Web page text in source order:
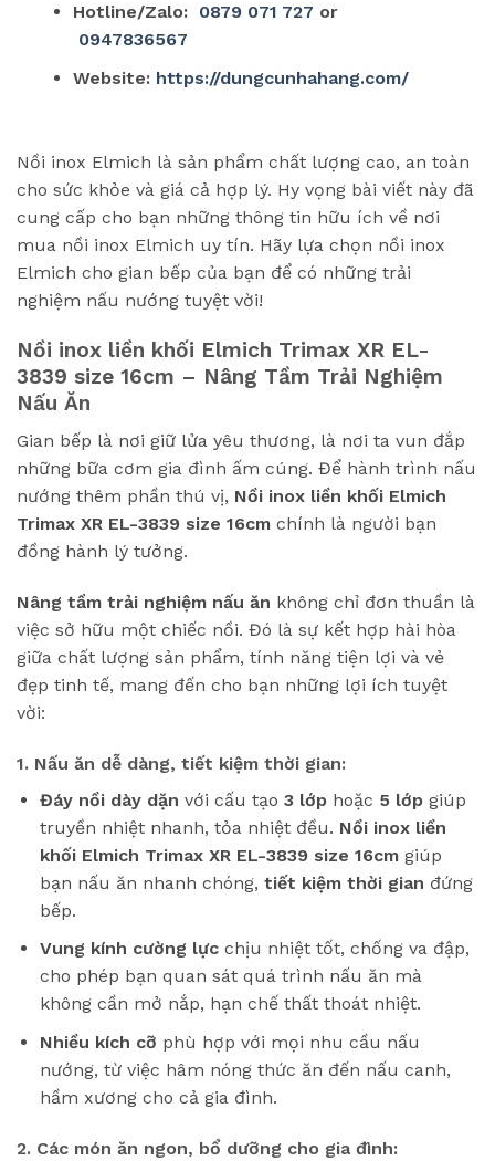
Hotline/Zalo: 0879 071 727 or
0947836567
Website: https://dungcunhahang.com/
Nồi inox Elmich là sản phẩm chất lượng cao, an toàn
cho sức khỏe và giá cả hợp lý. Hy vọng bài viết này đã
cung cấp cho bạn những thông tin hữu ích về nơi
mua nồi inox Elmich uy tín. Hãy lựa chọn nồi inox
Elmich cho gian bếp của bạn để có những trải
nghiệm nấu nướng tuyệt vời!
Nồi inox liền khối Elmich Trimax XR EL-
3839 size 16cm – Nâng Tầm Trải Nghiệm
Nấu Ăn
Gian bếp là nơi giữ lửa yêu thương, là nơi ta vun đắp
những bữa cơm gia đình ấm cúng. Để hành trình nấu
nướng thêm phần thú vị, Nồi inox liền khối Elmich
Trimax XR EL-3839 size 16cm chính là người bạn
đồng hành lý tưởng.
Nâng tầm trải nghiệm nấu ăn không chỉ đơn thuần là
việc sở hữu một chiếc nồi. Đó là sự kết hợp hài hòa
giữa chất lượng sản phẩm, tính năng tiện lợi và vẻ
đẹp tinh tế, mang đến cho bạn những lợi ích tuyệt
vời:
1. Nấu ăn dễ dàng, tiết kiệm thời gian:
Đáy nồi dày dặn với cấu tạo 3 lớphoặc 5 lớpgiúp
truyền nhiệt nhanh, tỏa nhiệt đều. Nồi inox liền
khối Elmich Trimax XR EL-3839 size 16cmgiúp
bạn nấu ăn nhanh chóng, tiết kiệm thời gian đứng
bếp.
Vung kính cường lựcchịu nhiệt tốt, chống va đập,
cho phép bạn quan sát quá trình nấu ăn mà
không cần mở nắp, hạn chế thất thoát nhiệt.
Nhiều kích cỡ phù hợp với mọi nhu cầu nấu
nướng, từ việc hâm nóng thức ăn đến nấu canh,
hầm xương cho cả gia đình.
2. Các món ăn ngon, bổ dưỡng cho gia đình: